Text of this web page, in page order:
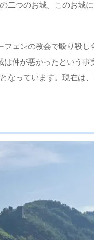
の二つのお城。このお城
ェンの教会で殴り殺し
仲が悪かったという事
なっています。現在は